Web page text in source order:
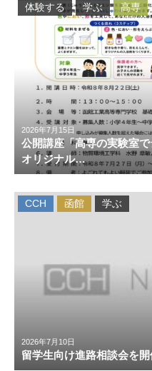
2026年7月15日
公開講座「高専の実験室
オリジナル…
体験する 学ぶ 高専
2026年7月10日
留学生向け進路相談会を
CCH 函館 学ぶ